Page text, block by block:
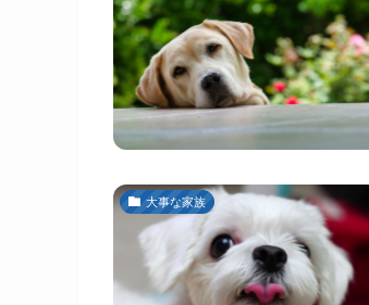
大事な家族